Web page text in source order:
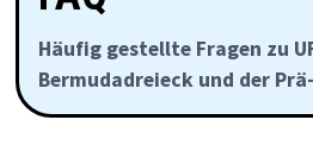
Häufig gestellte Fragen zu
Bermudadreieck und der